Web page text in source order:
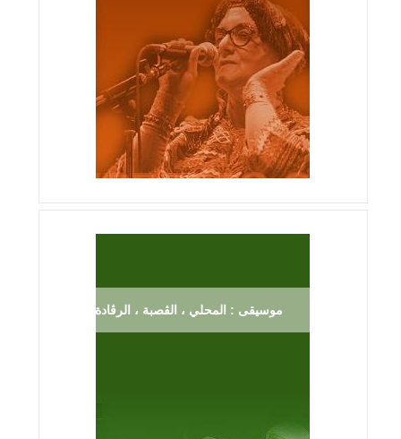
موسيقى : المحلي ، الڨصبة ، الرڨادة